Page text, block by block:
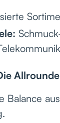
Balance